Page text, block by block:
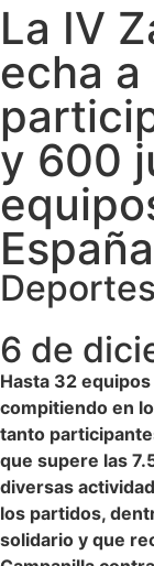
La IV
echa
y 600
España
Deportes
6 de
Hasta 32
compitiendo en
tanto
que supere las
diversas
los partidos,
solidario y que